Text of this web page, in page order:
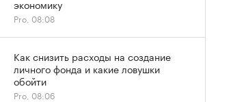
экономику
Pro, 08:08
Как снизить расходы на создание
личного фонда и какие ловушки
обойти
Pro, 08:06